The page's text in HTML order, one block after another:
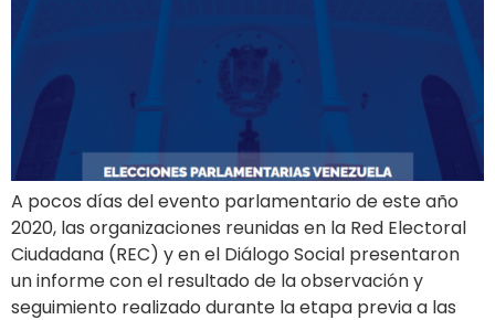
A pocos días del evento parlamentario de este año
2020, las organizaciones reunidas en la Red Electoral
Ciudadana (REC) y en el Diálogo Social presentaron
un informe con el resultado de la observación y
seguimiento realizado durante la etapa previa a las